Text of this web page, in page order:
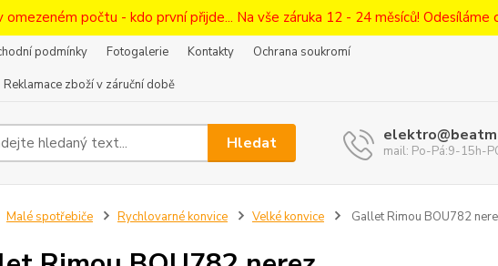
omezeném počtu - kdo první přijde... Na vše záruka 12 - 24 měsíců! Odesíláme
podmínky Fotogalerie Kontakty
Ochrana soukromí
Reklamace zboží v záruční době
Hledat mail: Po-Pá:9-15h-
Malé spotřebiče Rychlovarné konvice Velké konvice Gallet Rimou BOU782